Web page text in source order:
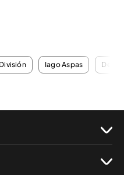
Iago Aspas Derbi